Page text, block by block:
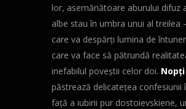
lor, asemănătoare aburului difuz
albe stau în umbra unui al treilea
care va despărți lumina de
care va face să pătrundă
inefabilul poveștii celor doi.
păstrează delicatețea confesiunii
față a iubirii pur dostoievskiene,